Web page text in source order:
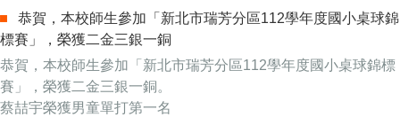
恭賀，本校師生參加「新北市瑞芳分區112學年度國小桌球錦
標賽」，榮獲二金三銀一銅
恭賀，本校師生參加「新北市瑞芳分區112學年度國小桌球錦標
賽」，榮獲二金三銀一銅。
蔡喆宇榮獲男童單打第一名